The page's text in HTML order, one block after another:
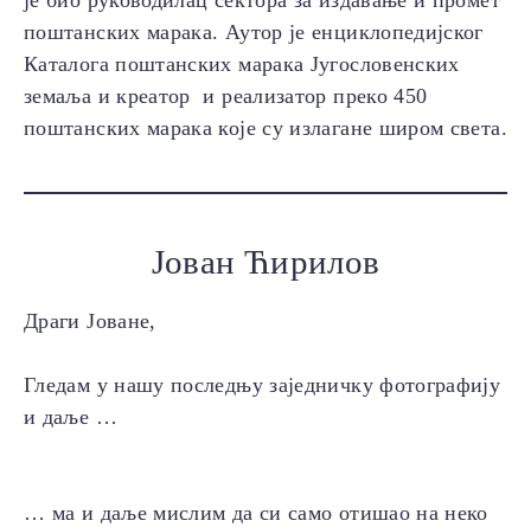
поштанских марака. Аутор је енциклопедијског
Каталога поштанских марака Југословенских
земаља и креатор и реализатор преко 450
поштанских марака које су излагане широм света.
Јован Ћирилов
Драги Јоване,
Гледам у нашу последњу заједничку фотографију
и даље …
… ма и даље мислим да си само отишао на неко